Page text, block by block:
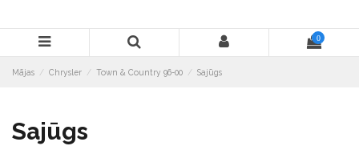
0
Mājas Chrysler Town & Country 96-00 Sajūgs
Sajūgs